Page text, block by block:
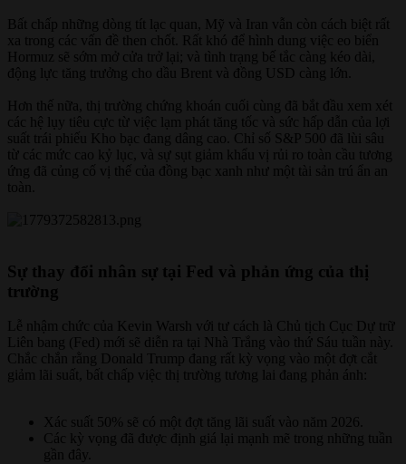
Bất chấp những dòng tít lạc quan, Mỹ và Iran vẫn còn cách biệt rất
xa trong các vấn đề then chốt. Rất khó để hình dung việc eo biển
Hormuz sẽ sớm mở cửa trở lại; và tình trạng bế tắc càng kéo dài,
động lực tăng trưởng cho dầu Brent và đồng USD càng lớn.
Hơn thế nữa, thị trường chứng khoán cuối cùng đã bắt đầu xem xét
các hệ lụy tiêu cực từ việc lạm phát tăng tốc và sức hấp dẫn của lợi
suất trái phiếu Kho bạc đang dâng cao. Chỉ số S&P 500 đã lùi sâu
từ các mức cao kỷ lục, và sự sụt giảm khẩu vị rủi ro toàn cầu tương
ứng đã củng cố vị thế của đồng bạc xanh như một tài sản trú ẩn an
toàn.
Sự thay đổi nhân sự tại Fed và phản ứng của thị
trường​
Lễ nhậm chức của Kevin Warsh với tư cách là Chủ tịch Cục Dự trữ
Liên bang (Fed) mới sẽ diễn ra tại Nhà Trắng vào thứ Sáu tuần này.
Chắc chắn rằng Donald Trump đang rất kỳ vọng vào một đợt cắt
giảm lãi suất, bất chấp việc thị trường tương lai đang phản ánh:
Xác suất 50% sẽ có một đợt tăng lãi suất vào năm 2026.
Các kỳ vọng đã được định giá lại mạnh mẽ trong những tuần
gần đây.